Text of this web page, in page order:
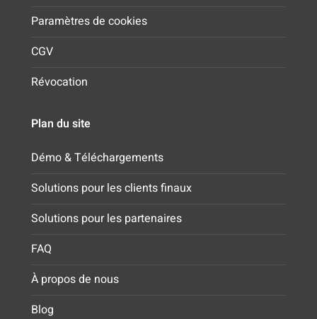
Paramètres de cookies
CGV
Révocation
Plan du site
Démo & Téléchargements
Solutions pour les clients finaux
Solutions pour les partenaires
FAQ
À propos de nous
Blog